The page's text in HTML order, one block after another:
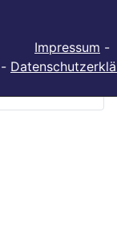
Impressum -
-